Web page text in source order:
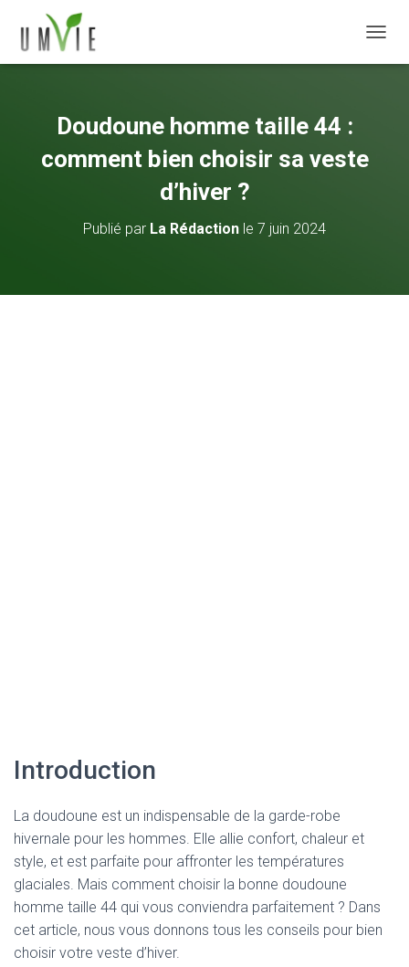
Doudoune homme taille 44 :
comment bien choisir sa veste
d’hiver ?
Publié par La Rédaction le 7 juin 2024
Introduction
La doudoune est un indispensable de la garde-robe
hivernale pour les hommes. Elle allie confort, chaleur et
style, et est parfaite pour affronter les températures
glaciales. Mais comment choisir la bonne doudoune
homme taille 44 qui vous conviendra parfaitement ? Dans
cet article, nous vous donnons tous les conseils pour bien
choisir votre veste d’hiver.